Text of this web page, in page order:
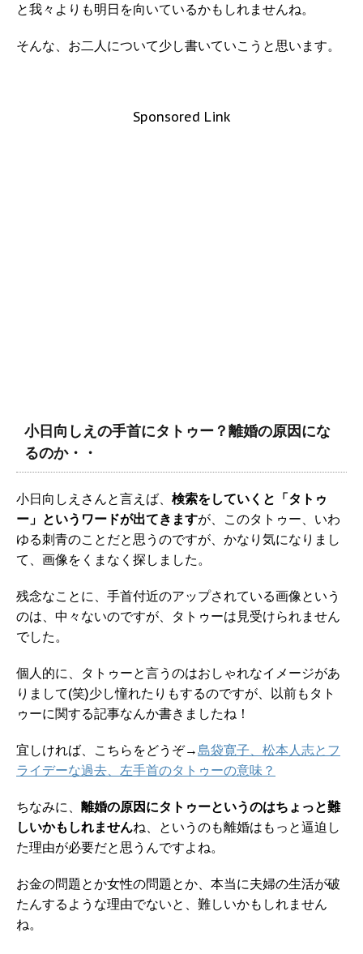
と我々よりも明日を向いているかもしれませんね。
そんな、お二人について少し書いていこうと思います。
Sponsored Link
小日向しえの手首にタトゥー？離婚の原因にな
るのか・・
小日向しえさんと言えば、 検索をしていくと「タトゥ
ー」というワードが出てきますが、このタトゥー、いわ
ゆる刺青のことだと思うのですが、かなり気になりまし
て、画像をくまなく探しました。
残念なことに、手首付近のアップされている画像という
のは、中々ないのですが、タトゥーは見受けられません
でした。
個人的に、タトゥーと言うのはおしゃれなイメージがあ
りまして(笑)少し憧れたりもするのですが、以前もタト
ゥーに関する記事なんか書きましたね！
宜しければ、こちらをどうぞ→島袋寛子、松本人志とフ
ライデーな過去、左手首のタトゥーの意味？
ちなみに、 離婚の原因にタトゥーというのはちょっと難
しいかもしれませんね、というのも離婚はもっと逼迫し
た理由が必要だと思うんですよね。
お金の問題とか女性の問題とか、本当に夫婦の生活が破
たんするような理由でないと、難しいかもしれません
ね。